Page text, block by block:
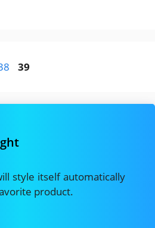
Page
39
style itself automatically
product.